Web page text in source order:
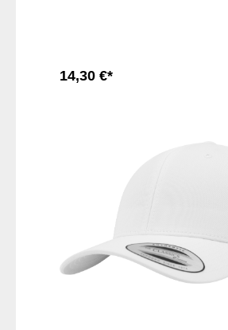
14,30 €*